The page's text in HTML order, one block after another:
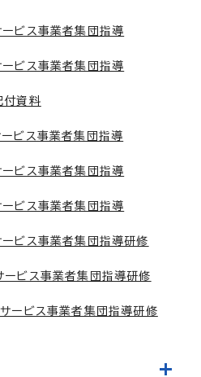
ビス事業者集団指導
ビス事業者集団指導
付資料
ビス事業者集団指導
ビス事業者集団指導
ビス事業者集団指導
ビス事業者集団指導研修
ビス事業者集団指導研修
ービス事業者集団指導研修